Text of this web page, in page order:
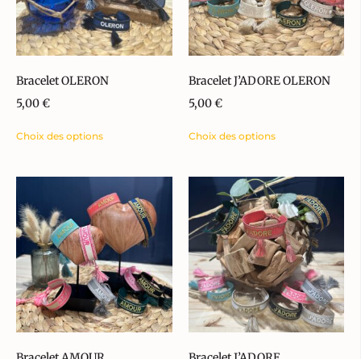
Bracelet OLERON
5,00€
Choix des options
Bracelet J’ADORE OLERON
5,00€
Choix des options